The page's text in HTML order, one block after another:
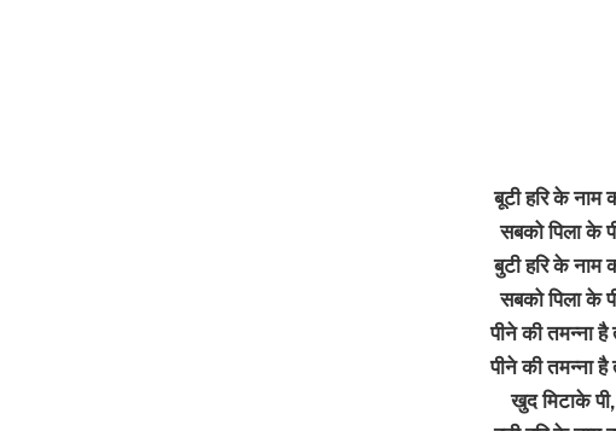
बूटी हरि के नाम
सबको पिला के
बुटी हरि के नाम
सबको पिला के
पीने की तमन्ना है
पीने की तमन्ना है
खुद मिटाके पी,